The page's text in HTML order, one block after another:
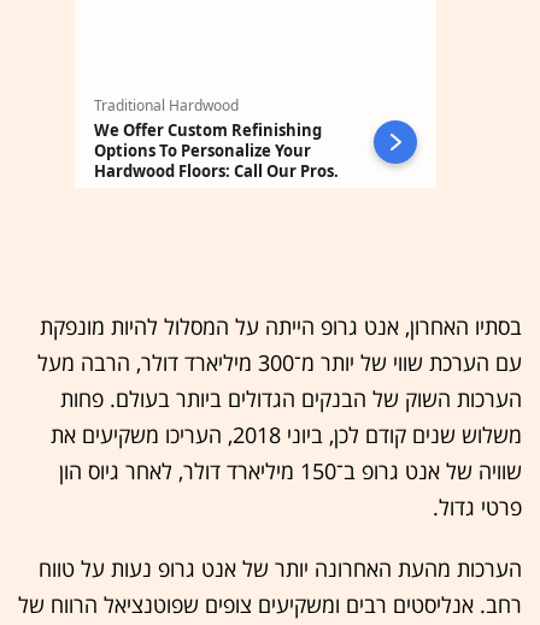
בסתיו האחרון, אנט גרופ הייתה על המסלול להיות מונפקת
עם הערכת שווי של יותר מ־300 מיליארד דולר, הרבה מעל
הערכות השוק של הבנקים הגדולים ביותר בעולם. פחות
משלוש שנים קודם לכן, ביוני 2018, העריכו משקיעים את
שוויה של אנט גרופ ב־150 מיליארד דולר, לאחר גיוס הון
פרטי גדול.
הערכות מהעת האחרונה יותר של אנט גרופ נעות על טווח
רחב. אנליסטים רבים ומשקיעים צופים שפוטנציאל הרווח של